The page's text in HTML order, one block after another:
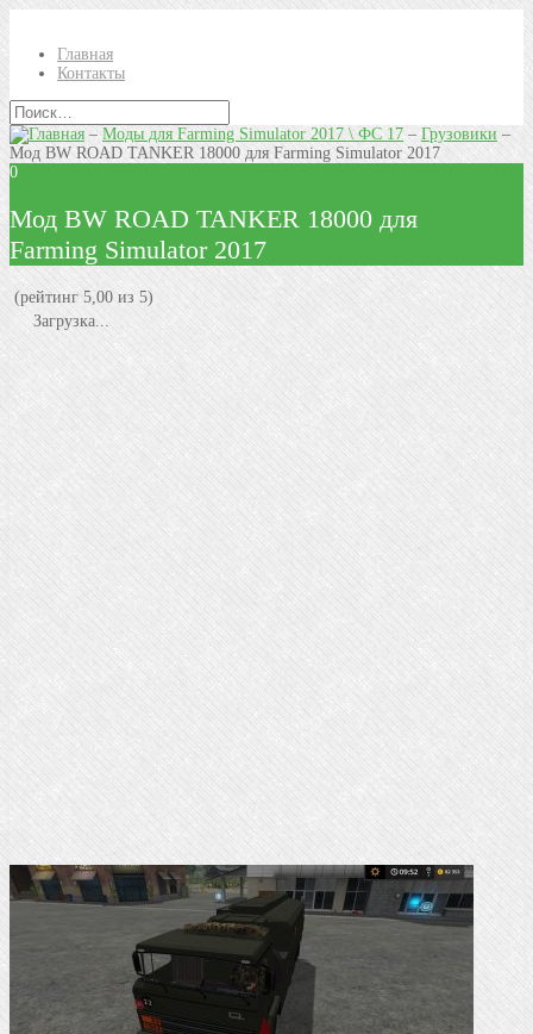
Главная
Контакты
–Моды для Farming Simulator 2017 \ ФС 17– Грузовики –
Мод BW ROAD TANKER 18000 для Farming Simulator 2017
0
Мод BW ROAD TANKER 18000 для
Farming Simulator 2017
(рейтинг 5,00 из 5)
Загрузка...